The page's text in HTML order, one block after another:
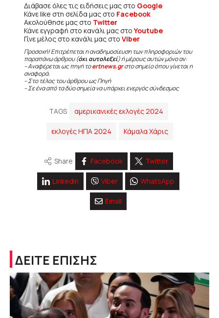
Διάβασε όλες τις ειδήσεις μας στο Google
Κάνε like στη σελίδα μας στο Facebook
Ακολούθησε μας στο Twitter
Κάνε εγγραφή στο κανάλι μας στοYoutube
Γίνε μέλος στο κανάλι μας στο Viber
Προσοχή! Επιτρέπεται η αναδημοσίευση των πληροφοριών του
παραπάνω άρθρου (όχι αυτολεξεί) ή μέρους αυτών μόνο αν:
– Αναφέρεται ως πηγή τοertnews.grστο σημείο όπου γίνεται η
αναφορά.
– Στο τέλος του άρθρου ως Πηγή
– Σε ένα από τα δύο σημεία να υπάρχει ενεργός σύνδεσμος
TAGS αμερικανικές εκλογές 2024
εκλογές ΗΠΑ 2024 Κάμαλα Χάρις
Share Facebook Twitter
Linkedin Viber WhatsApp
Email
ΔΕΙΤΕ ΕΠΙΣΗΣ